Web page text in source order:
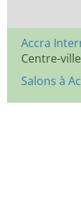
Accra
Centre-
Salons à